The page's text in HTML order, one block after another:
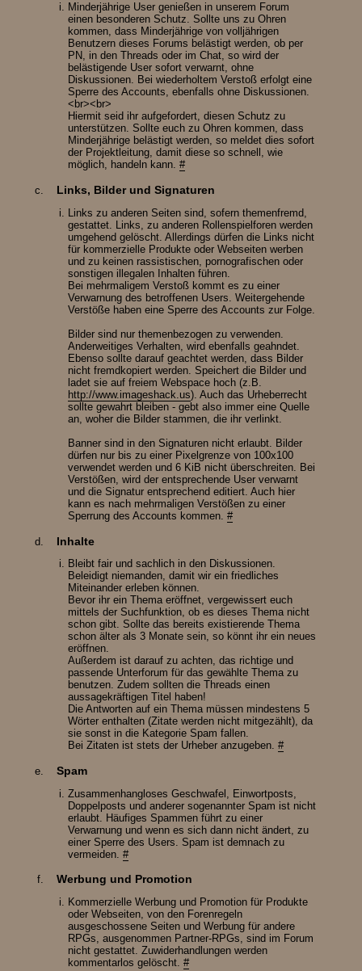
Minderjährige User genießen in unserem Forum
einen besonderen Schutz. Sollte uns zu Ohren
kommen, dass Minderjährige von volljährigen
Benutzern dieses Forums belästigt werden, ob per
PN, in den Threads oder im Chat, so wird der
belästigende User sofort verwarnt, ohne
Diskussionen. Bei wiederholtem Verstoß erfolgt eine
Sperre des Accounts, ebenfalls ohne Diskussionen.
<br><br>
Hiermit seid ihr aufgefordert, diesen Schutz zu
unterstützen. Sollte euch zu Ohren kommen, dass
Minderjährige belästigt werden, so meldet dies sofort
der Projektleitung, damit diese so schnell, wie
möglich, handeln kann.#
Links, Bilder und Signaturen
Links zu anderen Seiten sind, sofern themenfremd,
gestattet. Links, zu anderen Rollenspielforen werden
umgehend gelöscht. Allerdings dürfen die Links nicht
für kommerzielle Produkte oder Webseiten werben
und zu keinen rassistischen, pornografischen oder
sonstigen illegalen Inhalten führen.
Bei mehrmaligem Verstoß kommt es zu einer
Verwarnung des betroffenen Users. Weitergehende
Verstöße haben eine Sperre des Accounts zur Folge.
Bilder sind nur themenbezogen zu verwenden.
Anderweitiges Verhalten, wird ebenfalls geahndet.
Ebenso sollte darauf geachtet werden, dass Bilder
nicht fremdkopiert werden. Speichert die Bilder und
ladet sie auf freiem Webspace hoch (z.B.
http://www.imageshack.us). Auch das Urheberrecht
sollte gewahrt bleiben - gebt also immer eine Quelle
an, woher die Bilder stammen, die ihr verlinkt.
Banner sind in den Signaturen nicht erlaubt. Bilder
dürfen nur bis zu einer Pixelgrenze von 100x100
verwendet werden und 6 KiB nicht überschreiten. Bei
Verstößen, wird der entsprechende User verwarnt
und die Signatur entsprechend editiert. Auch hier
kann es nach mehrmaligen Verstößen zu einer
Sperrung des Accounts kommen.#
Inhalte
Bleibt fair und sachlich in den Diskussionen.
Beleidigt niemanden, damit wir ein friedliches
Miteinander erleben können.
Bevor ihr ein Thema eröffnet, vergewissert euch
mittels der Suchfunktion, ob es dieses Thema nicht
schon gibt. Sollte das bereits existierende Thema
schon älter als 3 Monate sein, so könnt ihr ein neues
eröffnen.
Außerdem ist darauf zu achten, das richtige und
passende Unterforum für das gewählte Thema zu
benutzen. Zudem sollten die Threads einen
aussagekräftigen Titel haben!
Die Antworten auf ein Thema müssen mindestens 5
Wörter enthalten (Zitate werden nicht mitgezählt), da
sie sonst in die Kategorie Spam fallen.
Bei Zitaten ist stets der Urheber anzugeben.#
Spam
Zusammenhangloses Geschwafel, Einwortposts,
Doppelposts und anderer sogenannter Spam ist nicht
erlaubt. Häufiges Spammen führt zu einer
Verwarnung und wenn es sich dann nicht ändert, zu
einer Sperre des Users. Spam ist demnach zu
vermeiden.#
Werbung und Promotion
Kommerzielle Werbung und Promotion für Produkte
oder Webseiten, von den Forenregeln
ausgeschossene Seiten und Werbung für andere
RPGs, ausgenommen Partner-RPGs, sind im Forum
nicht gestattet. Zuwiderhandlungen werden
kommentarlos gelöscht.#